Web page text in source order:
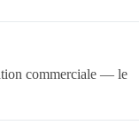
commerciale — le